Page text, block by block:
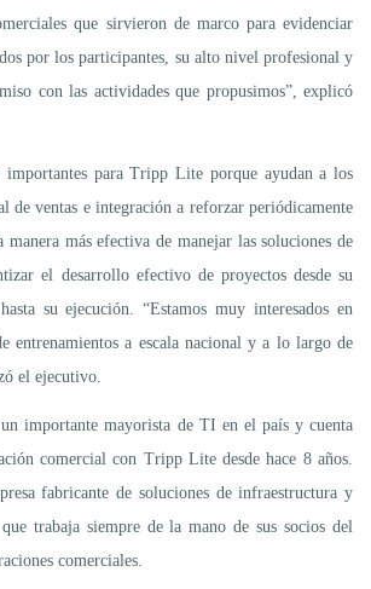
que sirvieron de marco para evidenciar
por los participantes, su alto nivel profesional y
con las actividades que propusimos”, explicó
importantes para Tripp Lite porque ayudan a los
de ventas e integración a reforzar periódicamente
más efectiva de manejar las soluciones de
el desarrollo efectivo de proyectos desde su
su ejecución. “Estamos muy interesados en
entrenamientos a escala nacional y a lo largo de
el ejecutivo.
importante mayorista de TI en el país y cuenta
comercial con Tripp Lite desde hace 8 años.
fabricante de soluciones de infraestructura y
trabaja siempre de la mano de sus socios del
comerciales.